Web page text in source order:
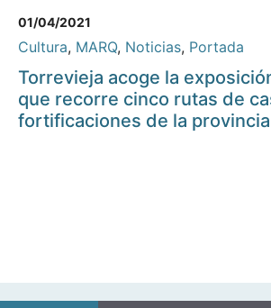
01/04/2021
Cultura, MARQ, Noticias, Portada
Torrevieja acoge la
que recorre cinco rutas de
fortificaciones de la provincia